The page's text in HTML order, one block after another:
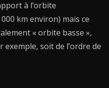
à l’orbite
km environ) mais ce
« orbite basse »,
exemple, soit de l’ordre de